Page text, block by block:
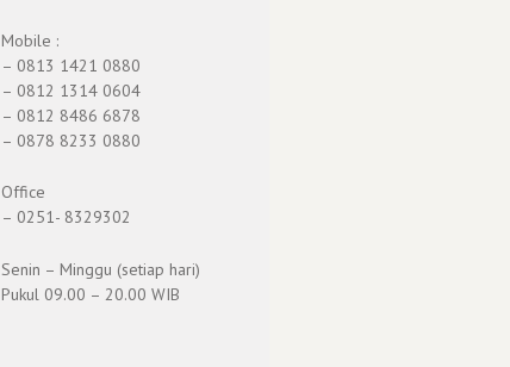
Mobile :
– 0813 1421 0880
– 0812 1314 0604
– 0812 8486 6878
– 0878 8233 0880
Office
– 0251- 8329302
Senin – Minggu (setiap hari)
Pukul 09.00 – 20.00 WIB